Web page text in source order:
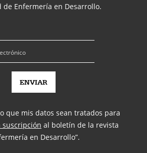
de Enfermería en Desarrollo.
que mis datos sean tratados para
suscripción al boletín de la revista
en Desarrollo”.